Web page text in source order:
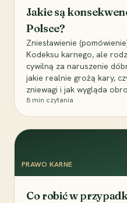
Jakie są
Polsce?
Zniesławienie
Kodeksu karnego, ale
cywilną za naruszenie
jakie realnie grożą kary,
zniewagi i jak wygląda
8 min czytania
PRAWO KARNE
Co robić w